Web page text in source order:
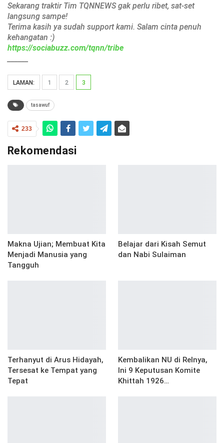
Sekarang traktir Tim TQNNEWS gak perlu ribet, sat-set
langsung sampe!
Terima kasih ya sudah support kami. Salam cinta penuh
kehangatan :)
https://sociabuzz.com/tqnn/tribe
LAMAN: 1 2 3
tasawuf
233
Rekomendasi
Makna Ujian; Membuat Kita
Menjadi Manusia yang
Tangguh
Belajar dari Kisah Semut
dan Nabi Sulaiman
Terhanyut di Arus Hidayah,
Tersesat ke Tempat yang
Tepat
Kembalikan NU di Relnya,
Ini 9 Keputusan Komite
Khittah 1926…